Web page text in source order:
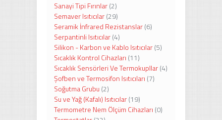
Sanayi Tipi Fırınlar(2)
Semaver Isıtıcılar(29)
Seramik İnfrared Rezistanslar(6)
Serpantinli Isıtıcılar(4)
Silikon - Karbon ve Kablo Isıtıcılar(5)
Sıcaklık Kontrol Cihazları (11)
Sıcaklık Sensörleri Ve Termokupllar(4)
Şofben ve Termosifon Isıtıcıları (7)
Soğutma Grubu (2)
Su ve Yağ (Kafalı) Isıtıcılar(19)
Termometre Nem Ölçüm Cihazları (0)